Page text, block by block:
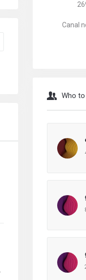
Canal
Who